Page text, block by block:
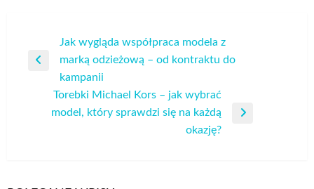
Nawigacja
wpisu
Poprzedni
Jak wygląda współpraca modela z
marką odzieżową – od kontraktu do
kampanii
Torebki Michael Kors – jak wybrać
model, który sprawdzi się na każdą
okazję?